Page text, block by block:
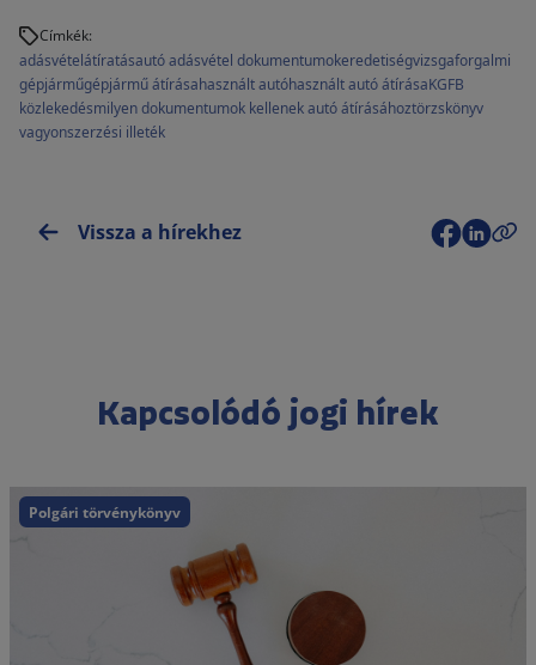
Címkék:
adásvételátíratásautó adásvétel dokumentumokeredetiségvizsgaforgalmi
gépjárműgépjármű átírásahasznált autóhasznált autó átírásaKGFB
közlekedésmilyen dokumentumok kellenek autó átírásáhoztörzskönyv
vagyonszerzési illeték
Vissza a hírekhez
Kapcsolódó jogi hírek
Polgári törvénykönyv